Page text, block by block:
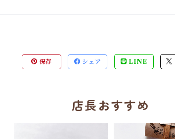
保存 シェア LINE
店長おすすめ